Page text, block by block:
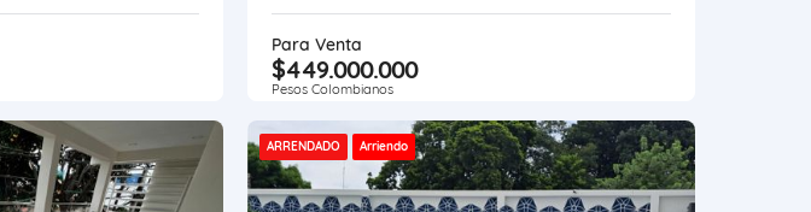
Para Venta
$449.000.000
Pesos Colombianos
ARRENDADO Arriendo